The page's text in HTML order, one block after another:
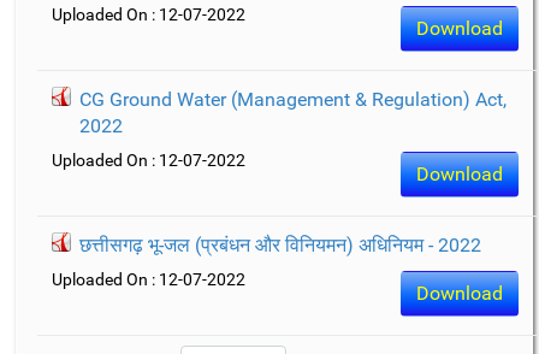
Download
Uploaded On : 12-07-2022
CG Ground Water (Management & Regulation) Act,
2022
Download
Uploaded On : 12-07-2022
छत्तीसगढ़ भू-जल (प्रबंधन और विनियमन) अधिनियम - 2022
Download
Uploaded On : 12-07-2022